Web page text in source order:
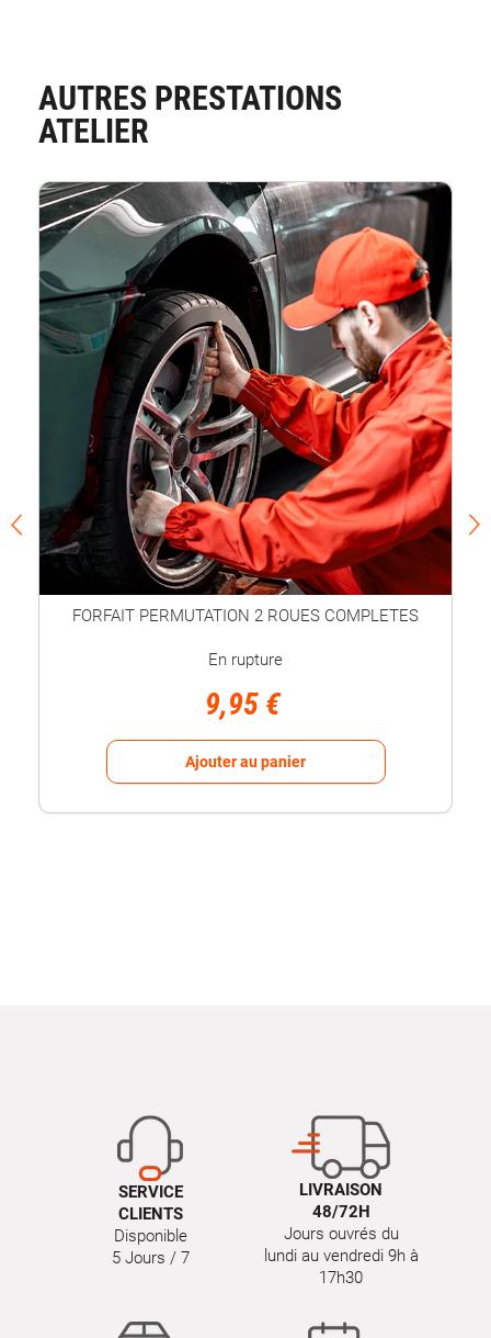
AUTRES PRESTATIONS
ATELIER
FORFAIT PERMUTATION 2 ROUES COMPLETES
En rupture
9,95 €
Ajouter au panier
SERVICE
CLIENTS
Disponible
5 Jours / 7
LIVRAISON
48/72H
Jours ouvrés du
lundi au vendredi 9h à
17h30